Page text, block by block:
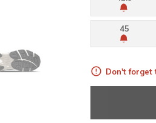
45
Don't forget